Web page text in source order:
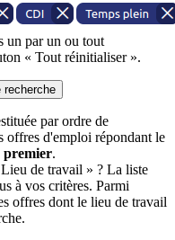
un par un ou tout
« Tout réinitialiser ».
recherche
par ordre de
offres d'emploi répondant le
premier.
de travail » ? La liste
à vos critères. Parmi
offres dont le lieu de travail